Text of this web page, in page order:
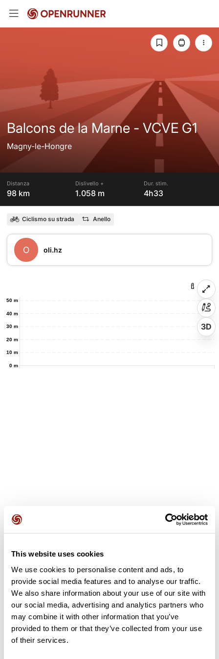
This website uses cookies
We use cookies to personalise content and ads, to
provide social media features and to analyse our traffic.
We also share information about your use of our site with
our social media, advertising and analytics partners who
may combine it with other information that you’ve
provided to them or that they’ve collected from your use
of their services.
Balcons de la Marne - VCVE G1
Magny-le-Hongre
Distanza
98 km
Dislivello +
1.058 m
Dur. stim.
4h33
Ciclismo su strada Anello
O oli.hz
0 m
10 m
20 m
30 m
40 m
50 m
3D
Recensioni degli utenti
Questo percorso non contiene ancora alcuna recensione.
L'hai già effettuato? Sii il primo a inviare una recensione!
Aggiungi una recensione